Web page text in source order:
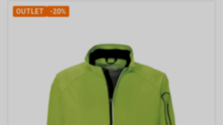
OUTLET -20%